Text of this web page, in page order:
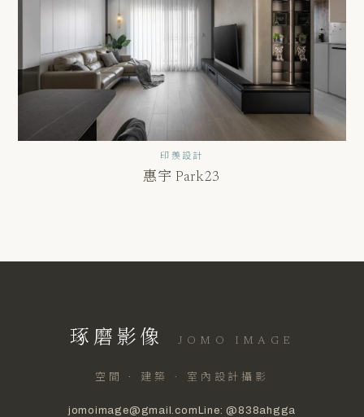
印羨設計
惠宇 Park23
琢磨影像 JOMO IMAGE
空間 · 建築 · 室內設計攝影
jomoimage@gmail.com Line: @838ahgga